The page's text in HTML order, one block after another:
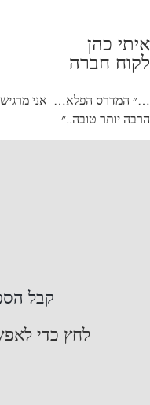
איתי כהן
לקוח חברה
…״ המדרס הפלא… אני מרגיש
הרבה יותר טובה..״
קבל
לחץ כדי